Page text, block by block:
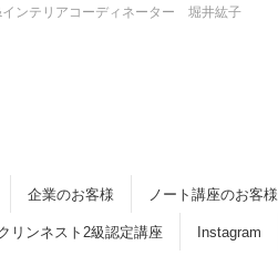
ンテリアコーディネーター 堀井紘子
企業のお客様 ノート講座のお客様
リンネスト2級認定講座 Instagram